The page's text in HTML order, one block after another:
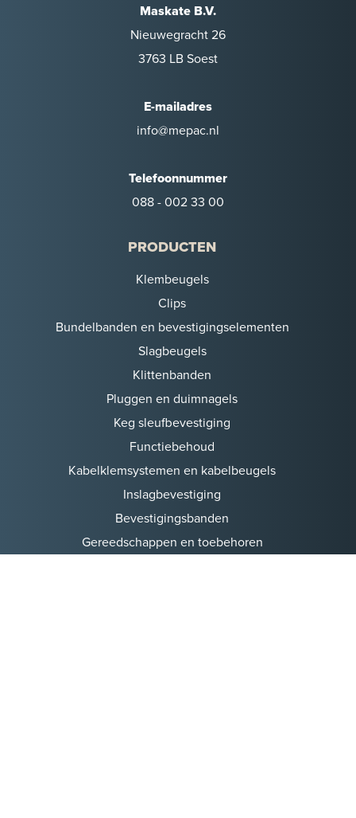
Maskate B.V.
Nieuwegracht 26
3763 LB Soest
E-mailadres
info@mepac.nl
Telefoonnummer
088 - 002 33 00
PRODUCTEN
Klembeugels
Clips
Bundelbanden en bevestigingselementen
Slagbeugels
Klittenbanden
Pluggen en duimnagels
Keg sleufbevestiging
Functiebehoud
Kabelklemsystemen en kabelbeugels
Inslagbevestiging
Bevestigingsbanden
Gereedschappen en toebehoren